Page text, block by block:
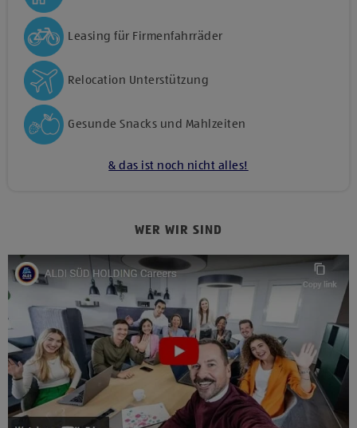
Leasing für Firmenfahrräder
Relocation Unterstützung
Gesunde Snacks und Mahlzeiten
& das ist noch nicht alles!
WER WIR SIND